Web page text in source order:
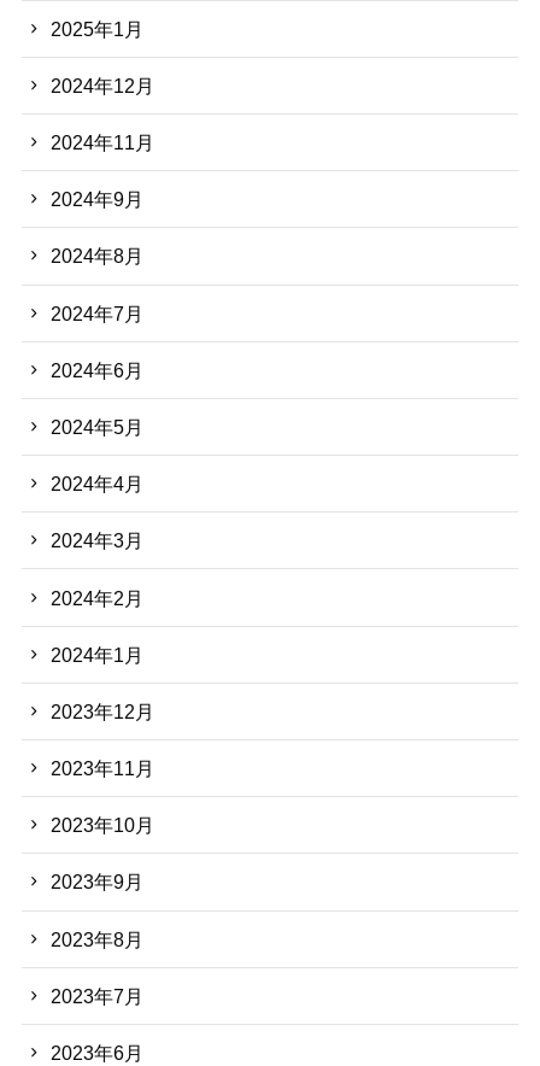
2025年1月
2024年12月
2024年11月
2024年9月
2024年8月
2024年7月
2024年6月
2024年5月
2024年4月
2024年3月
2024年2月
2024年1月
2023年12月
2023年11月
2023年10月
2023年9月
2023年8月
2023年7月
2023年6月